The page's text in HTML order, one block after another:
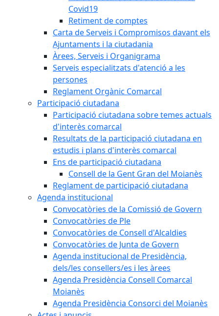
Covid19
Retiment de comptes
Carta de Serveis i Compromisos davant els
Ajuntaments i la ciutadania
Àrees, Serveis i Organigrama
Serveis especialitzats d'atenció a les
persones
Reglament Orgànic Comarcal
Participació ciutadana
Participació ciutadana sobre temes actuals
d'interès comarcal
Resultats de la participació ciutadana en
estudis i plans d'interès comarcal
Ens de participació ciutadana
Consell de la Gent Gran del Moianès
Reglament de participació ciutadana
Agenda institucional
Convocatòries de la Comissió de Govern
Convocatòries de Ple
Convocatòries de Consell d'Alcaldies
Convocatòries de Junta de Govern
Agenda institucional de Presidència,
dels/les consellers/es i les àrees
Agenda Presidència Consell Comarcal
Moianès
Agenda Presidència Consorci del Moianès